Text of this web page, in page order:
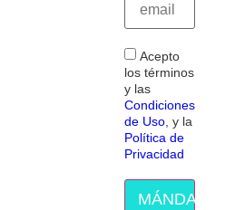
Acepto
los términos
y las
Condiciones
de Uso, y la
Política de
Privacidad
MÁNDAME